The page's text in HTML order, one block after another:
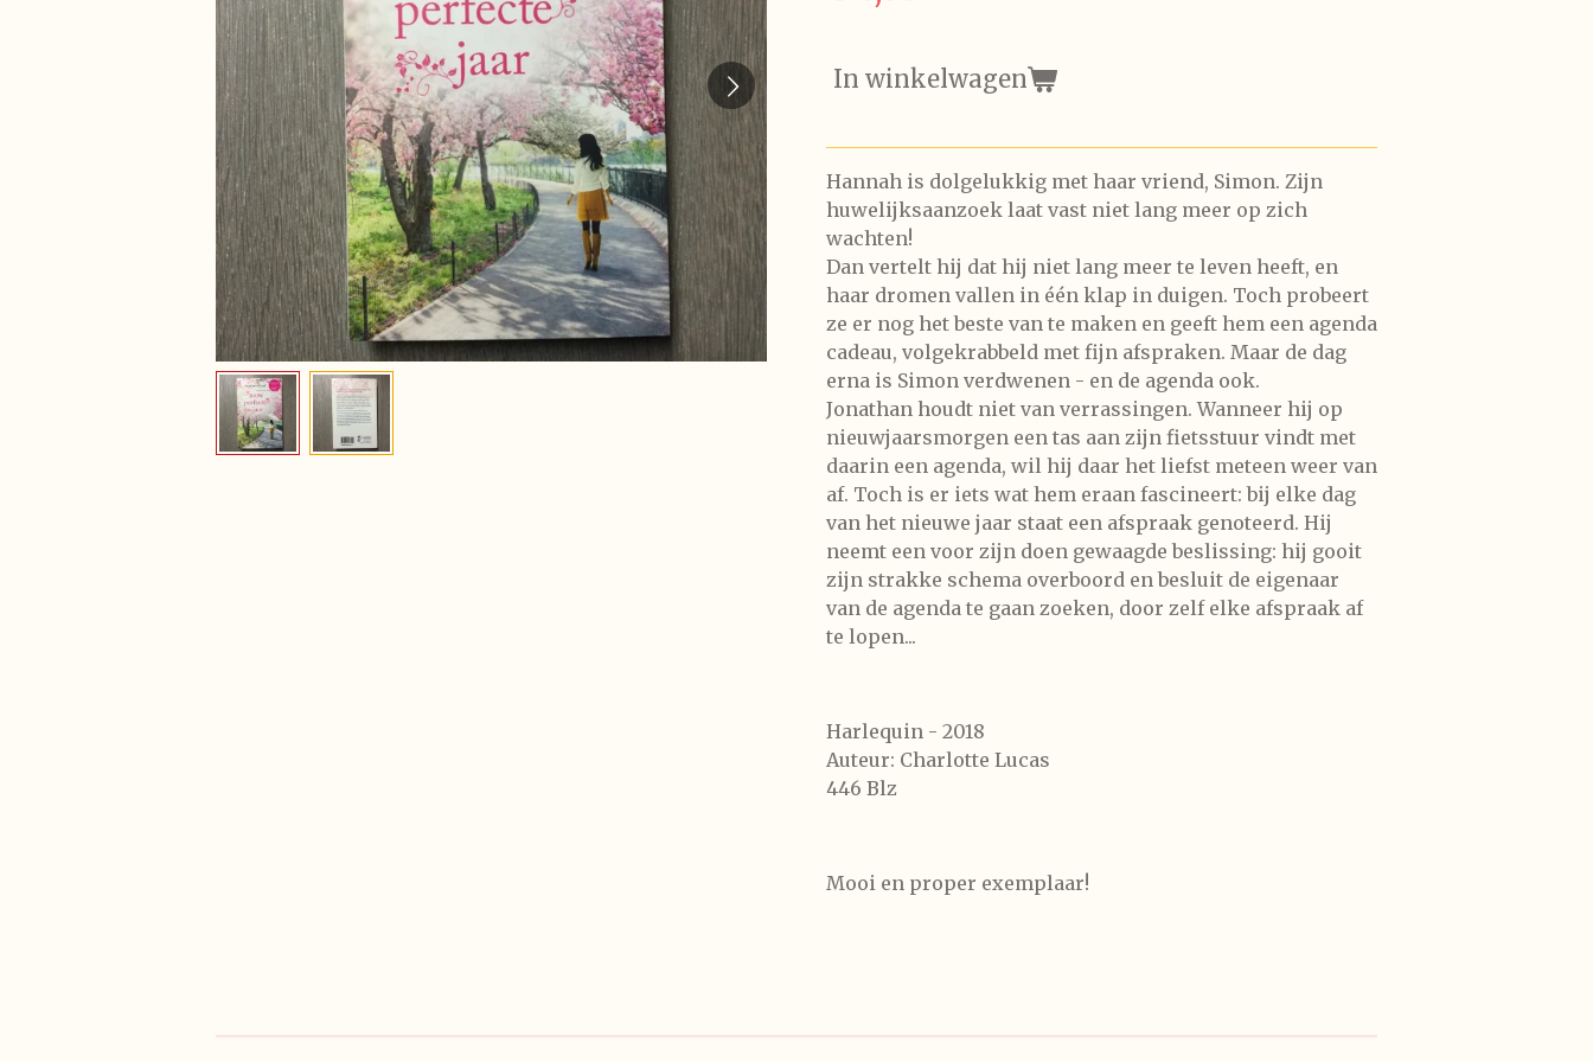
In winkelwagen
Hannah is dolgelukkig met haar vriend, Simon. Zijn
huwelijksaanzoek laat vast niet lang meer op zich
wachten!
Dan vertelt hij dat hij niet lang meer te leven heeft, en
haar dromen vallen in één klap in duigen. Toch probeert
ze er nog het beste van te maken en geeft hem een agenda
cadeau, volgekrabbeld met fijn afspraken. Maar de dag
erna is Simon verdwenen - en de agenda ook.
Jonathan houdt niet van verrassingen. Wanneer hij op
nieuwjaarsmorgen een tas aan zijn fietsstuur vindt met
daarin een agenda, wil hij daar het liefst meteen weer van
af. Toch is er iets wat hem eraan fascineert: bij elke dag
van het nieuwe jaar staat een afspraak genoteerd. Hij
neemt een voor zijn doen gewaagde beslissing: hij gooit
zijn strakke schema overboord en besluit de eigenaar
van de agenda te gaan zoeken, door zelf elke afspraak af
te lopen...
Harlequin - 2018
Auteur: Charlotte Lucas
446 Blz
Mooi en proper exemplaar!